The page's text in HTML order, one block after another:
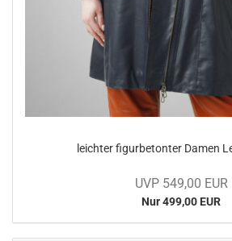
leich­ter fi­gur­be­ton­ter Damen
UVP 549,00 EUR
Nur 499,00 EUR